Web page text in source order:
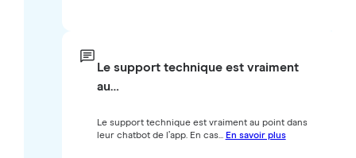
Le support technique est vraiment
au…
Le support technique est vraiment au point dans
leur chatbot de l’app. En cas... En savoir plus